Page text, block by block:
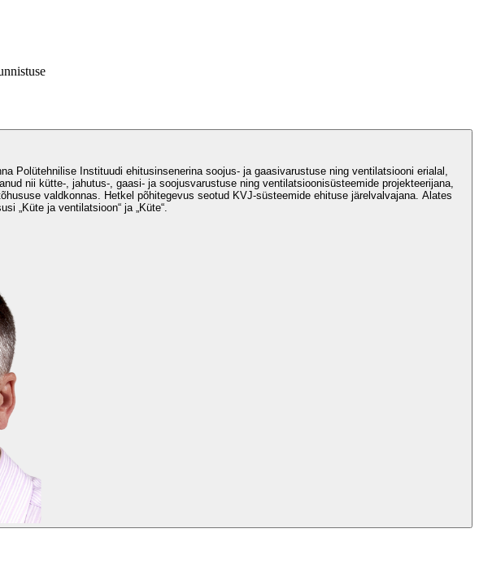
Polütehnilise Instituudi ehitusinsenerina soojus- ja gaasivarustuse ning ventilatsiooni erialal,
nii kütte-, jahutus-, gaasi- ja soojusvarustuse ning ventilatsioonisüsteemide projekteerijana,
valdkonnas. Hetkel põhitegevus seotud KVJ-süsteemide ehituse järelvalvajana. Alates
„Küte ja ventilatsioon“ ja „Küte“.